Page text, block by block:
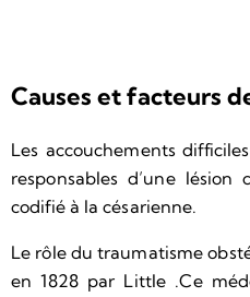
Causes et facteurs
Les accouchements
responsables d’une lésion
codifié à la césarienne.
Le rôle du traumatisme
en 1828 par Little .Ce